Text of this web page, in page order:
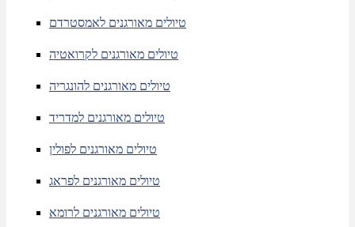
טיולים מאורגנים לאמסטרדם
טיולים מאורגנים לקרואטיה
טיולים מאורגנים להונגריה
טיולים מאורגנים למדריד
טיולים מאורגנים לפולין
טיולים מאורגנים לפראג
טיולים מאורגנים לרומא